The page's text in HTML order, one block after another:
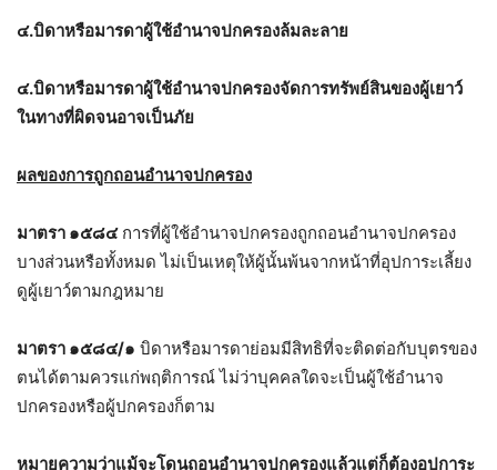
๔.บิดาหรือมารดาผู้ใช้อำนาจปกครองล้มละลาย
๔.บิดาหรือมารดาผู้ใช้อำนาจปกครองจัดการทรัพย์สินของผู้เยาว์
ในทางที่ผิดจนอาจเป็นภัย
ผลของการถูกถอนอำนาจปกครอง
มาตรา ๑๕๘๔การที่ผู้ใช้อำนาจปกครองถูกถอนอำนาจปกครอง
บางส่วนหรือทั้งหมด ไม่เป็นเหตุให้ผู้นั้นพ้นจากหน้าที่อุปการะเลี้ยง
ดูผู้เยาว์ตามกฎหมาย
มาตรา ๑๕๘๔/๑ บิดาหรือมารดาย่อมมีสิทธิที่จะติดต่อกับบุตรของ
ตนได้ตามควรแก่พฤติการณ์ ไม่ว่าบุคคลใดจะเป็นผู้ใช้อำนาจ
ปกครองหรือผู้ปกครองก็ตาม
หมายความว่าแม้จะโดนถอนอำนาจปกครองแล้วแต่ก็ต้องอุปการะ